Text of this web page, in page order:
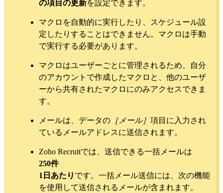
の項目の更新を設定できます。
マクロを自動的に実行したり、スケジュール設
定したりすることはできません。マクロは手動
で実行する必要があります。
マクロはユーザーごとに管理されるため、自分
のアカウントで作成したマクロと、他のユーザ
ーから共有されたマクロにのみアクセスできま
す。
メールは、データの ［メール］ 項目に入力され
ているメールアドレスに送信されます。
Zoho Recruitでは、送信できる一括メールは
250件
1日あたり です。一括メール送信には、次の機能
を使用して送信されるメールが含まれます。